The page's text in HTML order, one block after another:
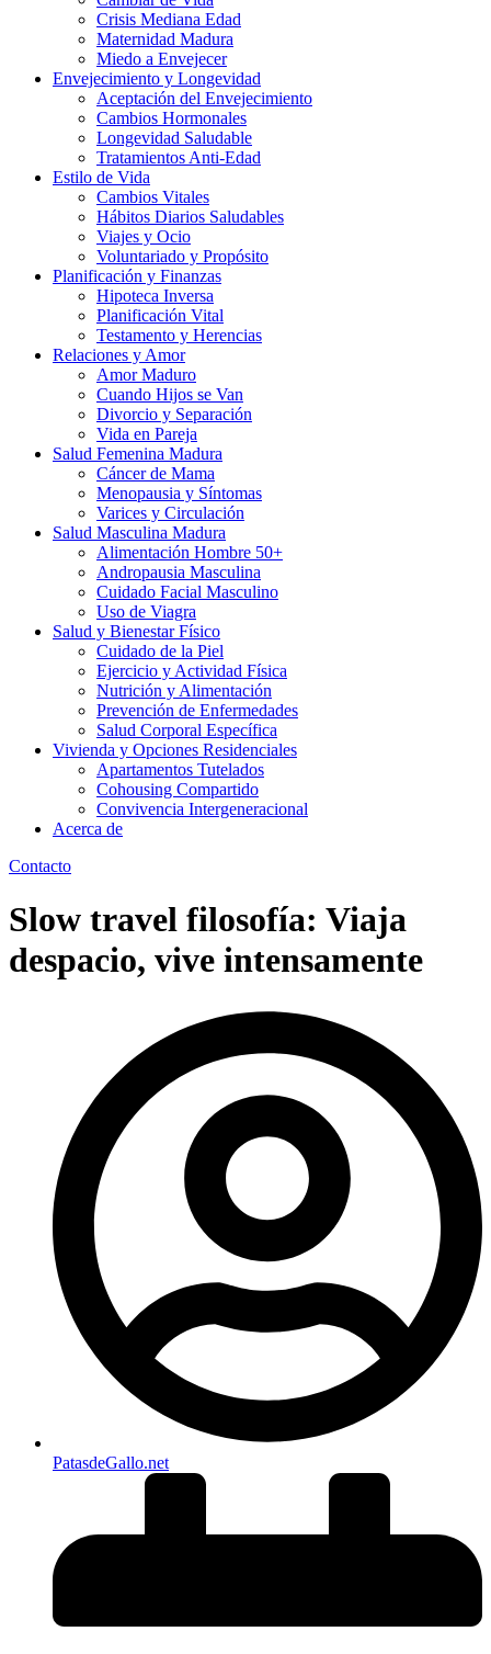
Crisis Mediana Edad
Maternidad Madura
Miedo a Envejecer
Envejecimiento y Longevidad
Aceptación del Envejecimiento
Cambios Hormonales
Longevidad Saludable
Tratamientos Anti-Edad
Estilo de Vida
Cambios Vitales
Hábitos Diarios Saludables
Viajes y Ocio
Voluntariado y Propósito
Planificación y Finanzas
Hipoteca Inversa
Planificación Vital
Testamento y Herencias
Relaciones y Amor
Amor Maduro
Cuando Hijos se Van
Divorcio y Separación
Vida en Pareja
Salud Femenina Madura
Cáncer de Mama
Menopausia y Síntomas
Varices y Circulación
Salud Masculina Madura
Alimentación Hombre 50+
Andropausia Masculina
Cuidado Facial Masculino
Uso de Viagra
Salud y Bienestar Físico
Cuidado de la Piel
Ejercicio y Actividad Física
Nutrición y Alimentación
Prevención de Enfermedades
Salud Corporal Específica
Vivienda y Opciones Residenciales
Apartamentos Tutelados
Cohousing Compartido
Convivencia Intergeneracional
Acerca de
Contacto
Slow travel filosofía: Viaja
despacio, vive intensamente
PatasdeGallo .net